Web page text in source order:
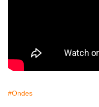
#Ondes